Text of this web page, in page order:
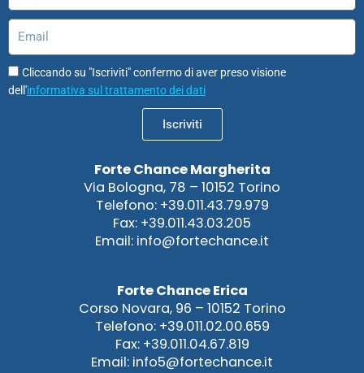
Cliccando su "Iscriviti" confermo di aver preso visione
dell'informativa sul trattamento dei dati
Iscriviti
Forte Chance Margherita
Via Bologna, 78 – 10152 Torino
Telefono: +39.011.43.79.979
Fax: +39.011.43.03.205
Email: info@fortechance.it
Forte Chance Erica
Corso Novara, 96 – 10152 Torino
Telefono: +39.011.02.00.659
Fax: +39.011.04.67.819
Email: info5@fortechance.it